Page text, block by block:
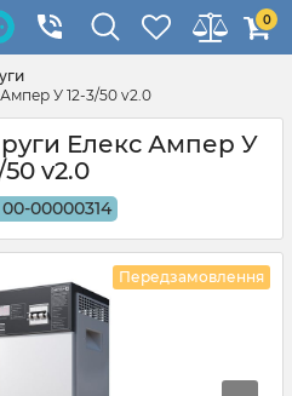
0
У 12-3/50 v2.0
Елекс Ампер У
50 v2.0
00-00000314
Передзамовлення